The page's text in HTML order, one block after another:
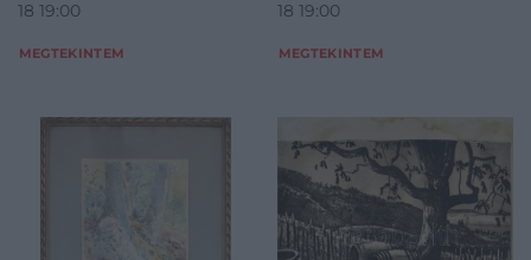
Dekoratív, Üvegezett
href="https://www.darabanth
18 19:00
MEGTEKINTEM
grafikak~500001/Herman-
18 19:00
MEGTEKINTEM